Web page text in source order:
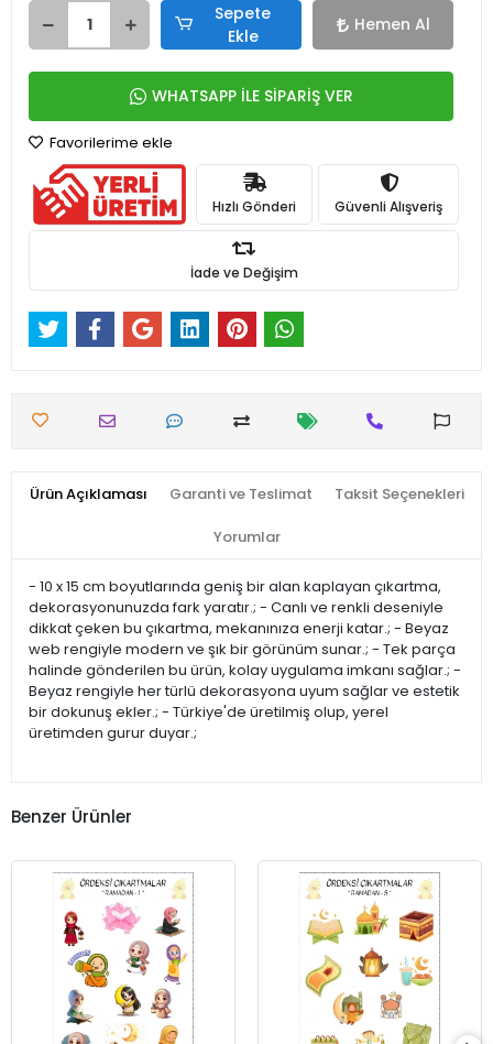
Sepete
Ekle
Hemen Al
WHATSAPP İLE SİPARİŞ VER
Favorilerime ekle
Hızlı Gönderi Güvenli Alışveriş
İade ve Değişim
Ürün Açıklaması Garanti ve Teslimat Taksit Seçenekleri
Yorumlar
- 10 x 15 cm boyutlarında geniş bir alan kaplayan çıkartma,
dekorasyonunuzda fark yaratır.; - Canlı ve renkli deseniyle
dikkat çeken bu çıkartma, mekanınıza enerji katar.; - Beyaz
web rengiyle modern ve şık bir görünüm sunar.; - Tek parça
halinde gönderilen bu ürün, kolay uygulama imkanı sağlar.; -
Beyaz rengiyle her türlü dekorasyona uyum sağlar ve estetik
bir dokunuş ekler.; - Türkiye'de üretilmiş olup, yerel
üretimden gurur duyar.;
Benzer Ürünler